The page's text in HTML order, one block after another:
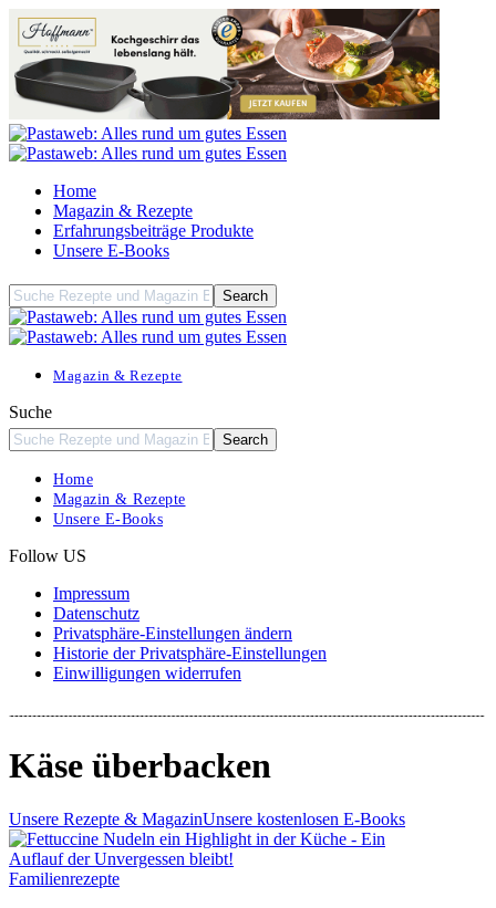
Home
Magazin & Rezepte
Erfahrungsbeiträge Produkte
Unsere E-Books
Magazin & Rezepte
Suche
Home
Magazin & Rezepte
Unsere E-Books
Follow US
Impressum
Datenschutz
Privatsphäre-Einstellungen ändern
Historie der Privatsphäre-Einstellungen
Einwilligungen widerrufen
Käse überbacken
Unsere Rezepte & MagazinUnsere kostenlosen E-Books
Familienrezepte